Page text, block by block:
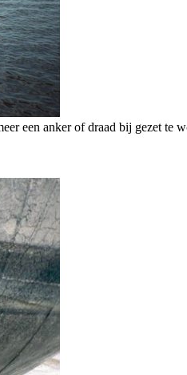
een anker of draad bij gezet te